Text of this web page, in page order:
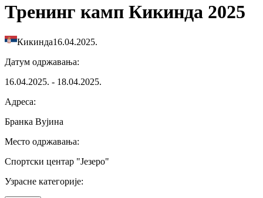
Тренинг камп Кикинда 2025
Кикинда16.04.2025.
Датум одржавања:
16.04.2025. - 18.04.2025.
Адреса:
Бранка Вујина
Место одржавања:
Спортски центар "Језеро"
Узрасне категорије: